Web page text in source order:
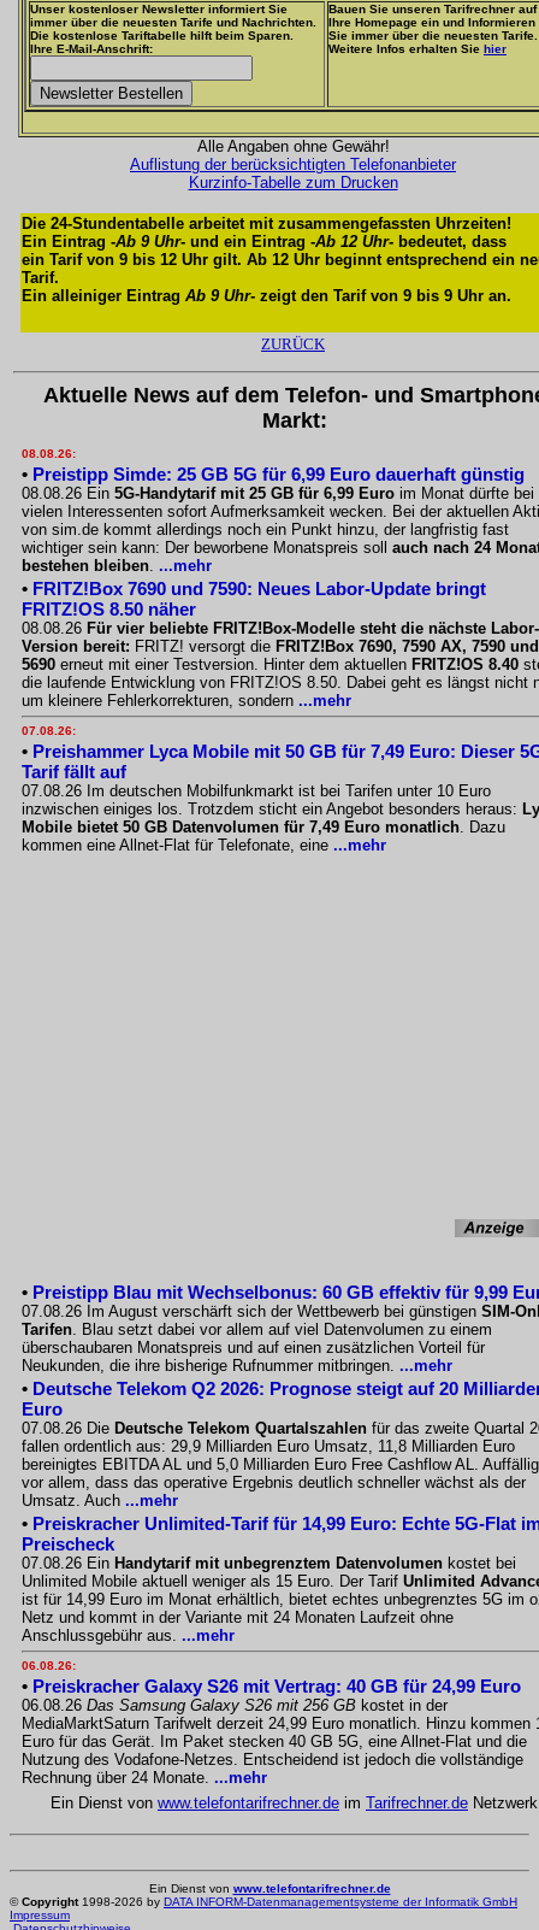
Unser kostenloser Newsletter informiert Sie
immer über die neuesten Tarife und Nachrichten.
Die kostenlose Tariftabelle hilft beim Sparen.
Ihre E-Mail-Anschrift:
Bauen Sie unseren Tarifrechner auf
Ihre Homepage ein und Informieren
Sie immer über die neuesten Tarife.
Weitere Infos erhalten Sie hier
Alle Angaben ohne Gewähr!
Auflistung der berücksichtigten Telefonanbieter
Kurzinfo-Tabelle zum Drucken
Die 24-Stundentabelle arbeitet mit zusammengefassten Uhrzeiten!
Ein Eintrag -Ab 9 Uhr- und ein Eintrag -Ab 12 Uhr- bedeutet, dass
ein Tarif von 9 bis 12 Uhr gilt. Ab 12 Uhr beginnt entsprechend ein
Tarif.
Ein alleiniger Eintrag Ab 9 Uhr- zeigt den Tarif von 9 bis 9 Uhr an.
ZURÜCK
Aktuelle News auf dem Telefon- und
Markt:
08.08.26:
• Preistipp Simde: 25 GB 5G für 6,99 Euro dauerhaft günstig
08.08.26 Ein 5G-Handytarif mit 25 GB für 6,99 Euro im Monat dürfte bei
vielen Interessenten sofort Aufmerksamkeit wecken. Bei der aktuellen
von sim.de kommt allerdings noch ein Punkt hinzu, der langfristig fast
wichtiger sein kann: Der beworbene Monatspreis soll auch nach 24
bestehen bleiben. ...mehr
• FRITZ!Box 7690 und 7590: Neues Labor-Update bringt
FRITZ!OS 8.50 näher
08.08.26 Für vier beliebte FRITZ!Box-Modelle steht die nächste Labor-
Version bereit: FRITZ! versorgt die FRITZ!Box 7690, 7590 AX, 7590 und
5690 erneut mit einer Testversion. Hinter dem aktuellen FRITZ!OS 8.40
die laufende Entwicklung von FRITZ!OS 8.50. Dabei geht es längst nicht
um kleinere Fehlerkorrekturen, sondern ...mehr
07.08.26:
• Preishammer Lyca Mobile mit 50 GB für 7,49 Euro: Dieser
Tarif fällt auf
07.08.26 Im deutschen Mobilfunkmarkt ist bei Tarifen unter 10 Euro
inzwischen einiges los. Trotzdem sticht ein Angebot besonders heraus:
Mobile bietet 50 GB Datenvolumen für 7,49 Euro monatlich. Dazu
kommen eine Allnet-Flat für Telefonate, eine ...mehr
• Preistipp Blau mit Wechselbonus: 60 GB effektiv für 9,99
07.08.26 Im August verschärft sich der Wettbewerb bei günstigen SIM-
Tarifen. Blau setzt dabei vor allem auf viel Datenvolumen zu einem
überschaubaren Monatspreis und auf einen zusätzlichen Vorteil für
Neukunden, die ihre bisherige Rufnummer mitbringen. ...mehr
• Deutsche Telekom Q2 2026: Prognose steigt auf 20
Euro
07.08.26 Die Deutsche Telekom Quartalszahlen für das zweite Quartal
fallen ordentlich aus: 29,9 Milliarden Euro Umsatz, 11,8 Milliarden Euro
bereinigtes EBITDA AL und 5,0 Milliarden Euro Free Cashflow AL.
vor allem, dass das operative Ergebnis deutlich schneller wächst als der
Umsatz. Auch ...mehr
• Preiskracher Unlimited-Tarif für 14,99 Euro: Echte 5G-Flat
Preischeck
07.08.26 Ein Handytarif mit unbegrenztem Datenvolumen kostet bei
Unlimited Mobile aktuell weniger als 15 Euro. Der Tarif Unlimited
ist für 14,99 Euro im Monat erhältlich, bietet echtes unbegrenztes 5G im
Netz und kommt in der Variante mit 24 Monaten Laufzeit ohne
Anschlussgebühr aus. ...mehr
06.08.26:
• Preiskracher Galaxy S26 mit Vertrag: 40 GB für 24,99 Euro
06.08.26 Das Samsung Galaxy S26 mit 256 GB kostet in der
MediaMarktSaturn Tarifwelt derzeit 24,99 Euro monatlich. Hinzu kommen
Euro für das Gerät. Im Paket stecken 40 GB 5G, eine Allnet-Flat und die
Nutzung des Vodafone-Netzes. Entscheidend ist jedoch die vollständige
Rechnung über 24 Monate. ...mehr
Ein Dienst von www.telefontarifrechner.de im Tarifrechner.de Netzwerk
Ein Dienst von www.telefontarifrechner.de
©Copyright1998-2026 by DATA INFORM-Datenmanagementsysteme der Informatik GmbH
Impressum